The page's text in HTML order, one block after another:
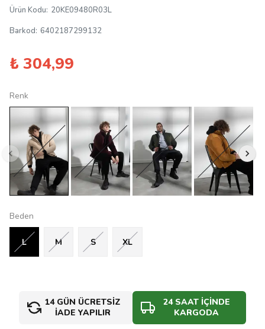
Ürün Kodu: 20KE09480R03L
Barkod: 6402187299132
₺ 304,99
Renk
Beden
L M S XL
14 GÜN ÜCRETSİZ
İADE YAPILIR
24 SAAT İÇİNDE
KARGODA